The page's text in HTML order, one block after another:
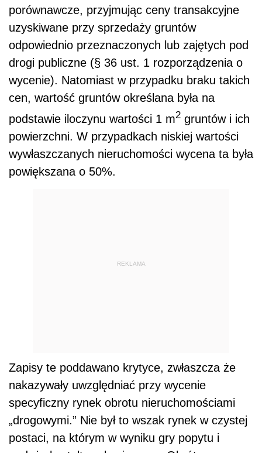
porównawcze, przyjmując ceny transakcyjne
uzyskiwane przy sprzedaży gruntów
odpowiednio przeznaczonych lub zajętych pod
drogi publiczne (§ 36 ust. 1 rozporządzenia o
wycenie). Natomiast w przypadku braku takich
cen, wartość gruntów określana była na
podstawie iloczynu wartości 1 m2 gruntów i ich
powierzchni. W przypadkach niskiej wartości
wywłaszczanych nieruchomości wycena ta była
powiększana o 50%.
REKLAMA
Zapisy te poddawano krytyce, zwłaszcza że
nakazywały uwzględniać przy wycenie
specyficzny rynek obrotu nieruchomościami
„drogowymi.” Nie był to wszak rynek w czystej
postaci, na którym w wyniku gry popytu i